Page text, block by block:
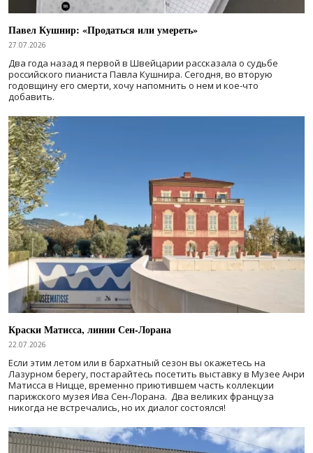
Павел Кушнир: «Продаться или умереть»
27.07.2026
Два года назад я первой в Швейцарии рассказала о судьбе
российского пианиста Павла Кушнира. Сегодня, во вторую
годовщину его смерти, хочу напомнить о нем и кое-что
добавить.
Краски Матисса, линии Сен-Лорана
22.07.2026
Если этим летом или в бархатный сезон вы окажетесь на
Лазурном берегу, постарайтесь посетить выставку в Музее Анри
Матисса в Ницце, временно приютившем часть коллекции
парижского музея Ива Сен-Лорана. Два великих француза
никогда не встречались, но их диалог состоялся!